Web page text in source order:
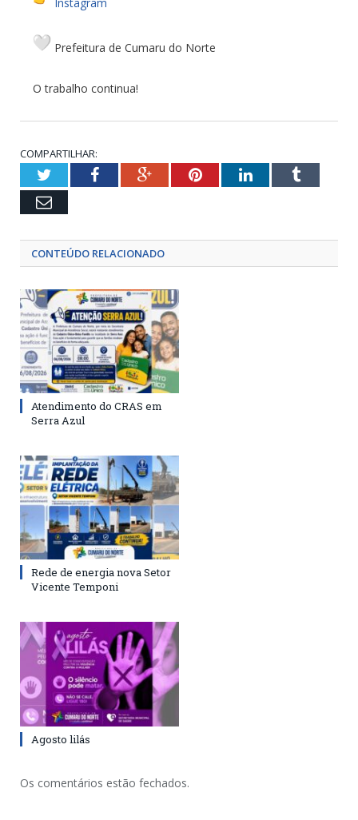
Prefeitura de Cumaru do Norte
O trabalho continua!
COMPARTILHAR:
TwitterFacebookGoogle+PinterestLinkedInTumblr
Email
CONTEÚDO RELACIONADO
Atendimento do CRAS em
Serra Azul
Rede de energia nova Setor
Vicente Temponi
Agosto lilás
Os comentários estão fechados.